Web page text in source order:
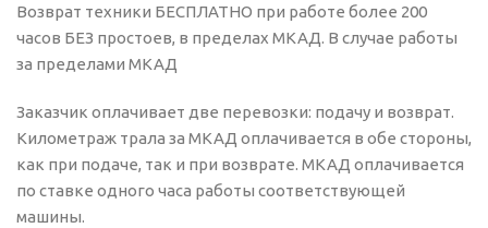
Возврат техники БЕСПЛАТНО при работе более 200
часов БЕЗ простоев, в пределах МКАД. В случае работы
за пределами МКАД
Заказчик оплачивает две перевозки: подачу и возврат.
Километраж трала за МКАД оплачивается в обе стороны,
как при подаче, так и при возврате. МКАД оплачивается
по ставке одного часа работы соответствующей
машины.